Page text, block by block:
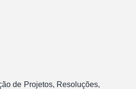
de Projetos, Resoluções,